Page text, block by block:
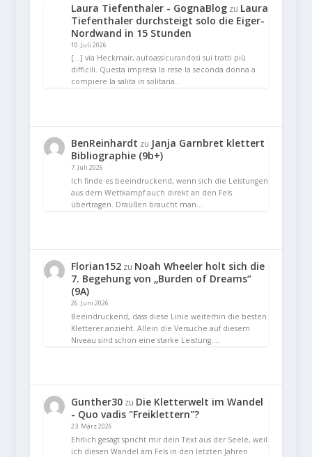
Laura Tiefenthaler - GognaBlogzu Laura
Tiefenthaler durchsteigt solo die Eiger-
Nordwand in 15 Stunden
10. Juli 2026
[…] via Heckmair, autoassicurandosi sui tratti più
difficili. Questa impresa la rese la seconda donna a
compiere la salita in solitaria…
BenReinhardt zu Janja Garnbret klettert
Bibliographie (9b+)
7. Juli 2026
Ich finde es beeindruckend, wenn sich die Leistungen
aus dem Wettkampf auch direkt an den Fels
übertragen. Draußen braucht man…
Florian152zu Noah Wheeler holt sich die
7. Begehung von „Burden of Dreams“
(9A)
26. Juni 2026
Beeindruckend, dass diese Linie weiterhin die besten
Kletterer anzieht. Allein die Versuche auf diesem
Niveau sind schon eine starke Leistung.…
Gunther30zu Die Kletterwelt im Wandel
- Quo vadis "Freiklettern"?
23. März 2026
Ehrlich gesagt spricht mir dein Text aus der Seele, weil
ich diesen Wandel am Fels in den letzten Jahren